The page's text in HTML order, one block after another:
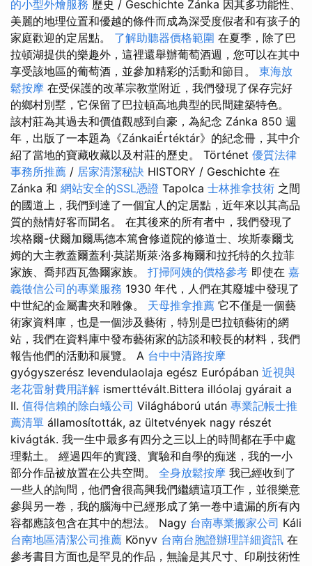
的小型外燴服務 歷史 / Geschichte Zánka 因其多功能性、
美麗的地理位置和優越的條件而成為深受度假者和有孩子的
家庭歡迎的定居點。 了解助聽器價格範圍 在夏季，除了巴
拉頓湖提供的樂趣外，這裡還舉辦葡萄酒週，您可以在其中
享受該地區的葡萄酒，並參加精彩的活動和節目。 東海放
鬆按摩 在受保護的改革宗教堂附近，我們發現了保存完好
的鄉村別墅，它保留了巴拉頓高地典型的民間建築特色。
該村莊為其過去和價值觀感到自豪，為紀念 Zánka 850 週
年，出版了一本題為《ZánkaiÉrtéktár》的紀念冊，其中介
紹了當地的寶藏收藏以及村莊的歷史。 Történet 優質法律
事務所推薦 / 居家清潔秘訣 HISTORY / Geschichte 在
Zánka 和 網站安全的SSL憑證 Tapolca 士林推拿技術 之間
的國道上，我們到達了一個宜人的定居點，近年來以其高品
質的熱情好客而聞名。 在其後來的所有者中，我們發現了
埃格爾-伏爾加爾馬德本篤會修道院的修道士、埃斯泰爾戈
姆的大主教蓋爾蓋利·莫諾斯萊·洛多梅爾和拉托特的久拉菲
家族、喬邦西瓦魯爾家族。 打掃阿姨的價格參考 即使在 嘉
義徵信公司的專業服務 1930 年代，人們在其廢墟中發現了
中世紀的金屬書夾和雕像。 天母推拿推薦 它不僅是一個藝
術家資料庫，也是一個涉及藝術，特別是巴拉頓藝術的網
站，我們在資料庫中發布藝術家的訪談和較長的材料，我們
報告他們的活動和展覽。 A 台中中清路按摩
gyógyszerész levendulaolaja egész Európában 近視與
老花雷射費用詳解 ismerttévált.Bittera illóolaj gyárait a
II. 值得信賴的除白蟻公司 Világháború után 專業記帳士推
薦清單 államosították, az ültetvények nagy részét
kivágták. 我一生中最多有四分之三以上的時間都在手中處
理黏土。 經過四年的實踐、實驗和自學的痴迷，我的一小
部分作品被放置在公共空間。 全身放鬆按摩 我已經收到了
一些人的詢問，他們會很高興我們繼續這項工作，並很樂意
參與另一卷，我的腦海中已經形成了第一卷中遺漏的所有內
容都應該包含在其中的想法。 Nagy 台南專業搬家公司 Káli
台南地區清潔公司推薦 Könyv 台南台胞證辦理詳細資訊 在
參考書目方面也是罕見的作品，無論是其尺寸、印刷技術性